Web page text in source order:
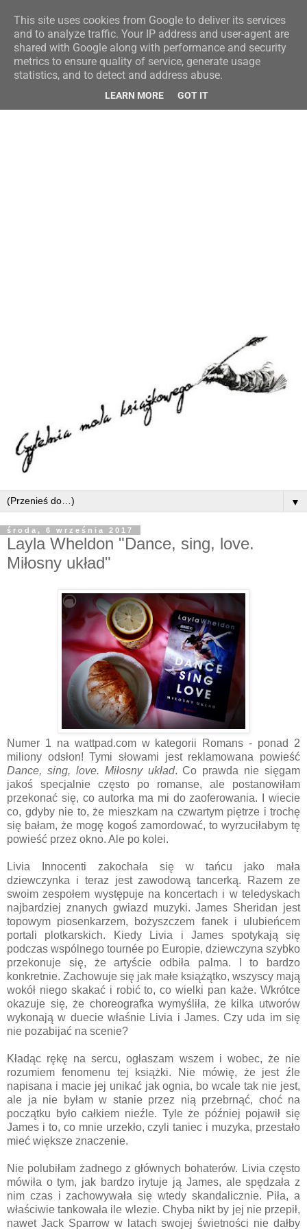
▼
środa, 6 września 2017
Layla Wheldon "Dance, sing, love.
Miłosny układ"
Numer 1 na wattpad.com w kategorii Romans - ponad 2
miliony odsłon! Tymi słowami jest reklamowana powieść
Dance, sing, love. Miłosny układ. Co prawda nie sięgam
jakoś specjalnie często po romanse, ale postanowiłam
przekonać się, co autorka ma mi do zaoferowania. I wiecie
co, gdyby nie to, że mieszkam na czwartym piętrze i trochę
się bałam, że mogę kogoś zamordować, to wyrzuciłabym tę
powieść przez okno. Ale po kolei.
Livia Innocenti zakochała się w tańcu jako mała
dziewczynka i teraz jest zawodową tancerką. Razem ze
swoim zespołem występuje na koncertach i w teledyskach
najbardziej znanych gwiazd muzyki. James Sheridan jest
topowym piosenkarzem, bożyszczem fanek i ulubieńcem
portali plotkarskich. Kiedy Livia i James spotykają się
podczas wspólnego tournée po Europie, dziewczyna szybko
przekonuje się, że artyście odbiła palma. I to bardzo
konkretnie. Zachowuje się jak małe książątko, wszyscy mają
wokół niego skakać i robić to, co wielki pan każe. Wkrótce
okazuje się, że choreografka wymyśliła, że kilka utworów
wykonają w duecie właśnie Livia i James. Czy uda im się
nie pozabijać na scenie?
Kładąc rękę na sercu, ogłaszam wszem i wobec, że nie
rozumiem fenomenu tej książki. Nie mówię, że jest źle
napisana i macie jej unikać jak ognia, bo wcale tak nie jest,
ale ja nie byłam w stanie przez nią przebrnąć, choć na
początku było całkiem nieźle. Tyle że później pojawił się
James i to, co mnie urzekło, czyli taniec i muzyka, przestało
mieć większe znaczenie.
Nie polubiłam żadnego z głównych bohaterów. Livia często
mówiła o tym, jak bardzo irytuje ją James, ale spędzała z
nim czas i zachowywała się wtedy skandalicznie. Piła, a
właściwie tankowała ile wlezie. Chyba nikt by jej nie przepił,
nawet Jack Sparrow w latach swojej świetności nie dałby
This site uses cookies from Google to deliver its services
and to analyze traffic. Your IP address and user-agent are
shared with Google along with performance and security
metrics to ensure quality of service, generate usage
statistics, and to detect and address abuse.
LEARN MORE GOT IT